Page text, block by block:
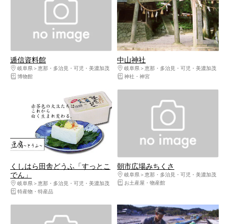
逓信資料館
岐阜県
恵那・多治見・可児・美濃加茂
博物館
中山神社
岐阜県
恵那・多治見・可児・美濃加茂
神社・神宮
くしはら田舎どうふ「すっとこ
でん」
岐阜県
恵那・多治見・可児・美濃加茂
特産物・特産品
朝市広場みちくさ
岐阜県
恵那・多治見・可児・美濃加茂
お土産屋・物産館